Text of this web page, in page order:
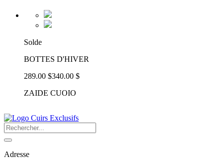
Solde
BOTTES D'HIVER
289.00 $340.00 $
ZAIDE CUOIO
Adresse